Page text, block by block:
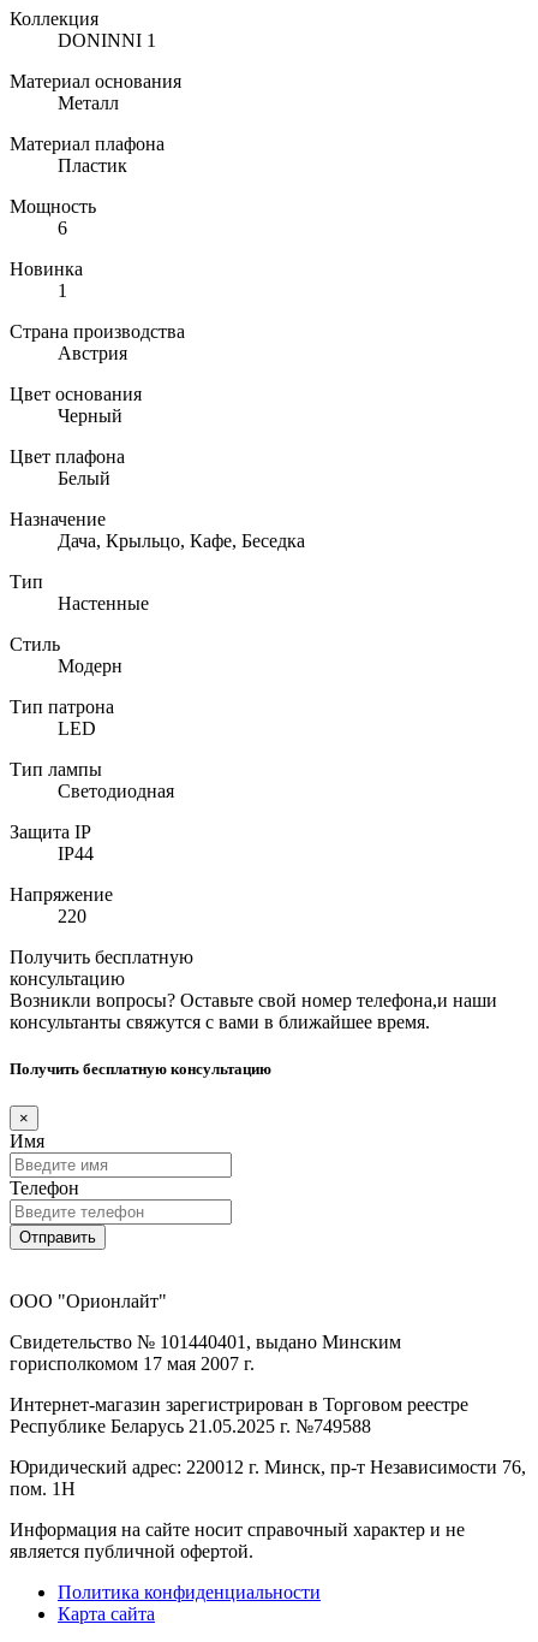
Коллекция
DONINNI 1
Материал основания
Металл
Материал плафона
Пластик
Мощность
6
Новинка
1
Страна производства
Австрия
Цвет основания
Черный
Цвет плафона
Белый
Назначение
Дача, Крыльцо, Кафе, Беседка
Тип
Настенные
Стиль
Модерн
Тип патрона
LED
Тип лампы
Светодиодная
Защита IP
IP44
Напряжение
220
Получить бесплатную
консультацию
Возникли вопросы? Оставьте свой номер телефона,и наши
консультанты свяжутся с вами в ближайшее время.
Получить бесплатную консультацию
×
Имя
Телефон
Отправить
ООО "Орионлайт"
Свидетельство № 101440401, выдано Минским
горисполкомом 17 мая 2007 г.
Интернет-магазин зарегистрирован в Торговом реестре
Республике Беларусь 21.05.2025 г. №749588
Юридический адрес: 220012 г. Минск, пр-т Независимости 76,
пом. 1Н
Информация на сайте носит справочный характер и не
является публичной офертой.
Политика конфиденциальности
Карта сайта